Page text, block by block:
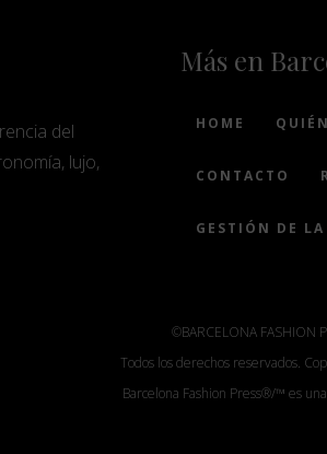
del
lujo,
Más en
HOME
CONTACTO
GESTIÓN DE
©BARCELONA FASHION
Todos los derechos reservados.
Barcelona Fashion Press®/™ es una